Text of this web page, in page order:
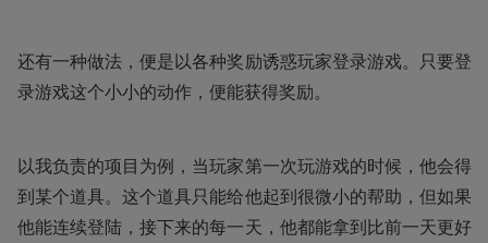
还有一种做法，便是以各种奖励诱惑玩家登录游戏。只要登
录游戏这个小小的动作，便能获得奖励。
以我负责的项目为例，当玩家第一次玩游戏的时候，他会得
到某个道具。这个道具只能给他起到很微小的帮助，但如果
他能连续登陆，接下来的每一天，他都能拿到比前一天更好